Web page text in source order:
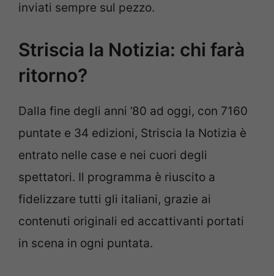
inviati sempre sul pezzo.
Striscia la Notizia: chi farà
ritorno?
Dalla fine degli anni ’80 ad oggi, con 7160
puntate e 34 edizioni, Striscia la Notizia è
entrato nelle case e nei cuori degli
spettatori. Il programma è riuscito a
fidelizzare tutti gli italiani, grazie ai
contenuti originali ed accattivanti portati
in scena in ogni puntata.